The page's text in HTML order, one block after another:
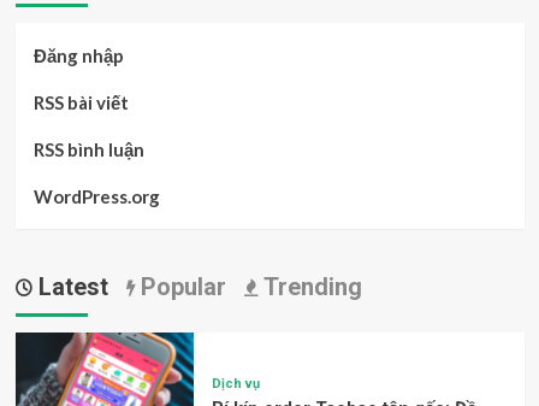
Đăng nhập
RSS bài viết
RSS bình luận
WordPress.org
Latest Popular Trending
Dịch vụ